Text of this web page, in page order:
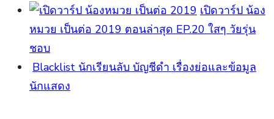
เปิดวาร์ป น้อง
หมวย เป็นต่อ 2019 ตอนล่าสุด EP.20 ใสๆ วัยรุ่น
ชอบ
Blacklist นักเรียนลับ บัญชีดำ เรื่องย่อและข้อมูล
นักแสดง